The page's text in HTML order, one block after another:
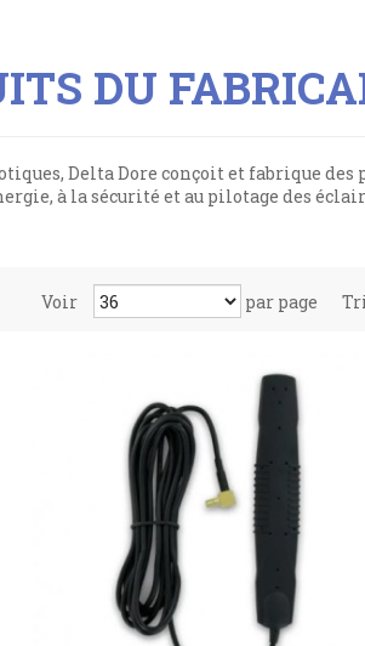
DU
Delta Dore conçoit et fabrique
à la sécurité et au pilotage des
Voir par page